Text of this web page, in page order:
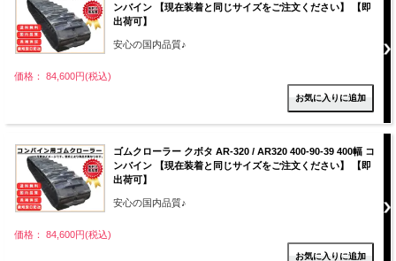
ンバイン 【現在装着と同じサイズをご注文ください】 【即
出荷可】
安心の国内品質♪
価格： 84,600円(税込)
ゴムクローラー クボタ AR-320 / AR320 400-90-39 400幅 コ
ンバイン 【現在装着と同じサイズをご注文ください】 【即
出荷可】
安心の国内品質♪
価格： 84,600円(税込)